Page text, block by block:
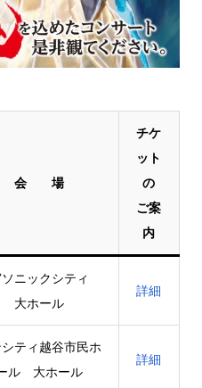
会 場
チケ
ット
の
ご案
内
ソニックシティ
大ホール
詳細
ティ越谷市民ホ
ル 大ホール
詳細